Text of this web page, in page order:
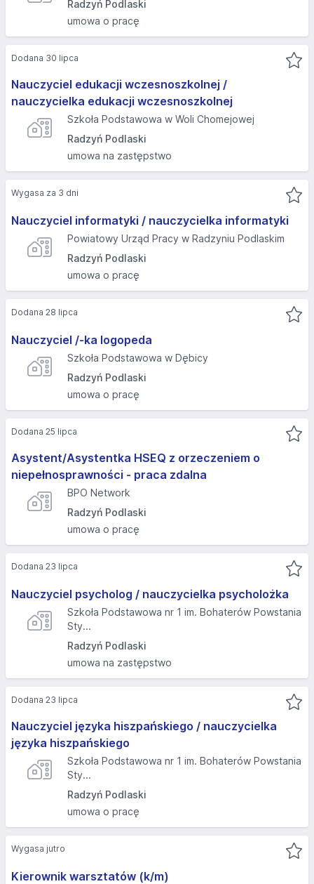
Radzyń Podlaski
umowa o pracę
Nauczyciel edukacji wczesnoszkolnej /
nauczycielka edukacji wczesnoszkolnej
Szkoła Podstawowa w Woli Chomejowej
Radzyń Podlaski
umowa na zastępstwo
Dodana 30 lipca
Nauczyciel informatyki / nauczycielka informatyki
Powiatowy Urząd Pracy w Radzyniu Podlaskim
Radzyń Podlaski
umowa o pracę
Wygasa za 3 dni
Nauczyciel /-ka logopeda
Szkoła Podstawowa w Dębicy
Radzyń Podlaski
umowa o pracę
Dodana 28 lipca
Asystent/Asystentka HSEQ z orzeczeniem o
niepełnosprawności - praca zdalna
BPO Network
Radzyń Podlaski
umowa o pracę
Dodana 25 lipca
Nauczyciel psycholog / nauczycielka psycholożka
Szkoła Podstawowa nr 1 im. Bohaterów Powstania
Sty...
Radzyń Podlaski
umowa na zastępstwo
Dodana 23 lipca
Nauczyciel języka hiszpańskiego / nauczycielka
języka hiszpańskiego
Szkoła Podstawowa nr 1 im. Bohaterów Powstania
Sty...
Radzyń Podlaski
umowa o pracę
Dodana 23 lipca
Kierownik warsztatów (k/m)
Wygasa jutro